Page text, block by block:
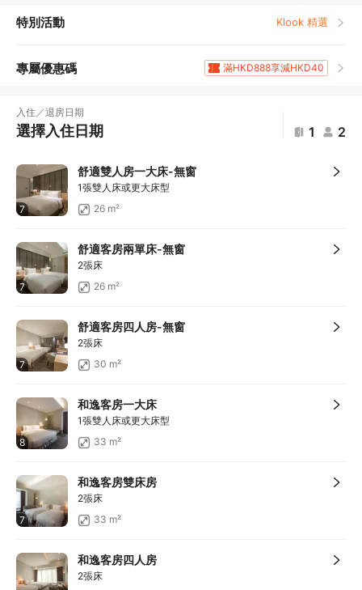
特別活動 Klook 精選
專屬優惠碼
滿HKD888享減HKD40
滿HKD800享減HKD50
入住／退房日期
選擇入住日期 1 2
7
舒適雙人房一大床-無窗
1張雙人床或更大床型
26 m²
7
舒適客房兩單床-無窗
2張床
26 m²
7
舒適客房四人房-無窗
2張床
30 m²
8
和逸客房一大床
1張雙人床或更大床型
33 m²
7
和逸客房雙床房
2張床
33 m²
和逸客房四人房
2張床